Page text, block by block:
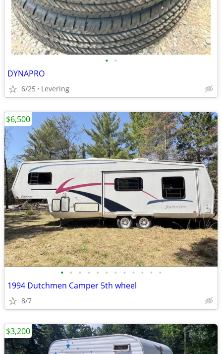
• •
DYNAPRO
6/25 Levering
• • • • • • • • • • • •
1994 Dutchmen Camper 5th wheel
8/7
$6,500
$3,200